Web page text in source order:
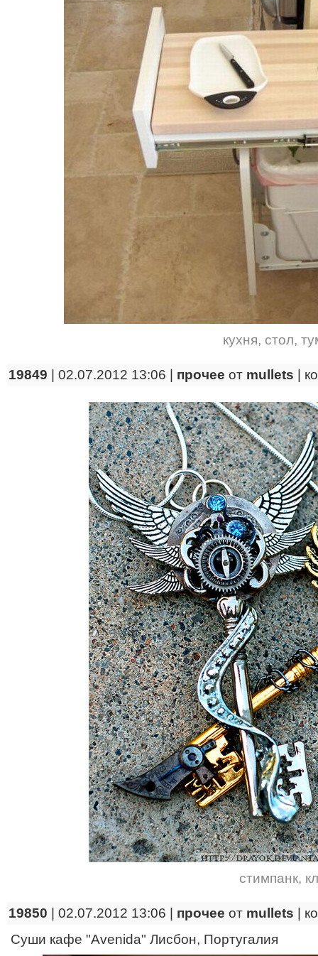
кухня, стол,
19849 | 02.07.2012 13:06 | прочее от mullets
стимпанк,
19850 | 02.07.2012 13:06 | прочее от mullets
Суши кафе "Avenida" Лисбон, Португалия